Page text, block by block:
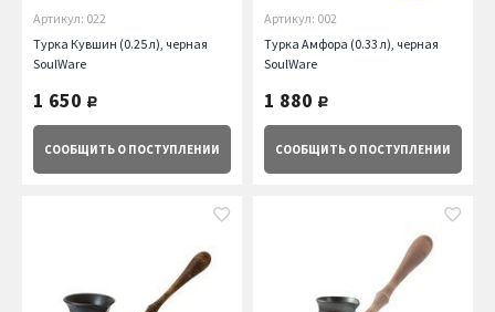
Артикул: 022
Турка Кувшин (0.25 л), черная
SoulWare
1 650 руб.
СООБЩИТЬ О ПОСТУПЛЕНИИ
Артикул: 002
Турка Амфора (0.33 л), черная
SoulWare
1 880 руб.
СООБЩИТЬ О ПОСТУПЛЕНИИ